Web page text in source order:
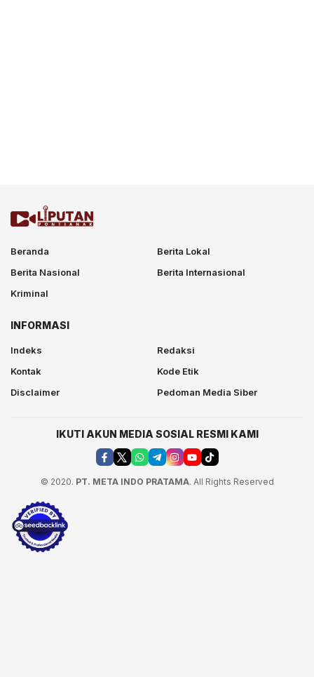
Beranda
Berita Lokal
Berita Nasional
Berita Internasional
Kriminal
INFORMASI
Indeks
Redaksi
Kontak
Kode Etik
Disclaimer
Pedoman Media Siber
IKUTI AKUN MEDIA SOSIAL RESMI KAMI
© 2020. PT. META INDO PRATAMA. All Rights Reserved